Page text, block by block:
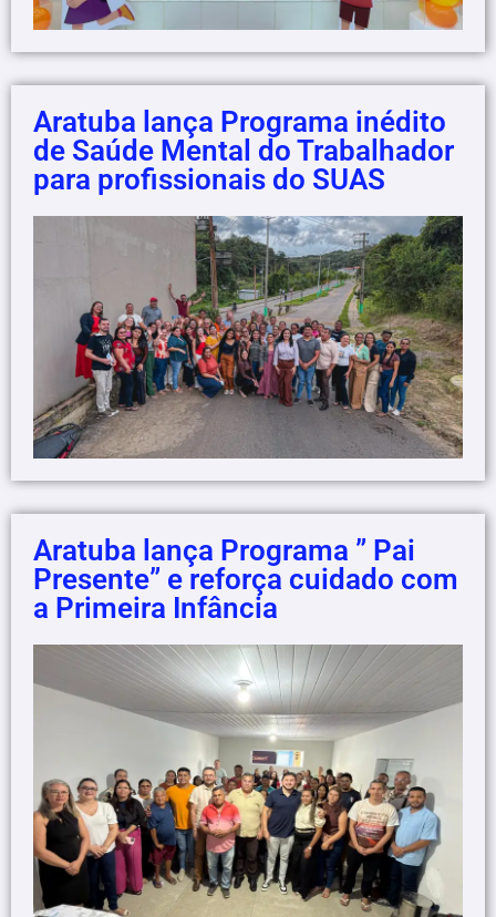
Aratuba lança Programa inédito
de Saúde Mental do Trabalhador
para profissionais do SUAS
Aratuba lança Programa ” Pai
Presente” e reforça cuidado com
a Primeira Infância